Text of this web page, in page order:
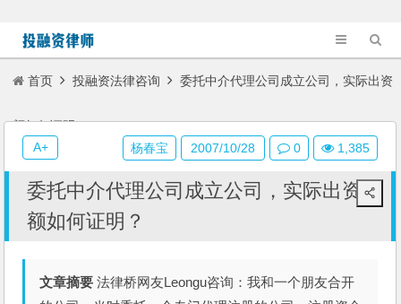
首页 投融资法律咨询 委托中介代理公司成立公司，实际出资
额如何证明？
委托中介代理公司成立公司，实际出资
额如何证明？
文章摘要 法律桥网友Leongu咨询：我和一个朋友合开
杨春宝 2007/10/28 0 1,385
A+